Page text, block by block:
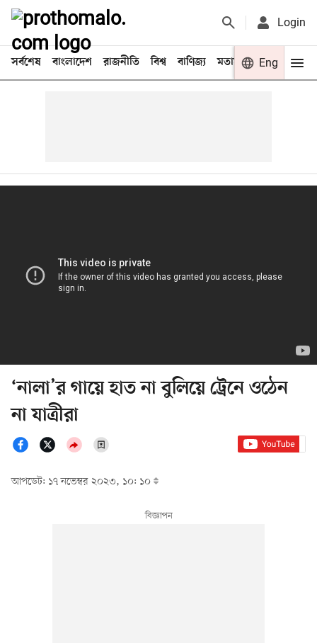
Login
সর্বশেষ বাংলাদেশ রাজনীতি বিশ্ব বাণিজ্য মতামত খেলা
Eng
‘নালা’র গায়ে হাত না বুলিয়ে ট্রেনে ওঠেন
না যাত্রীরা
আপডেট: ১৭ নভেম্বর ২০২৩, ১০: ১০